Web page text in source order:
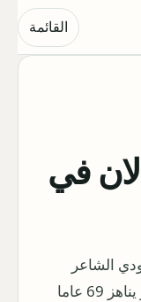
القائمة
في
الشاعر
العظيم سعد بن جدلان اليوم، عن عمر يناهز 69 عاما